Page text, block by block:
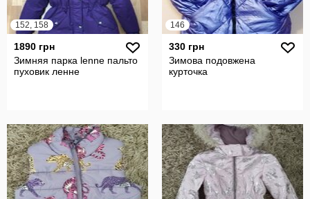
152, 158
1890 грн
Зимняя парка lenne пальто
пуховик ленне
146
330 грн
Зимова подовжена
курточка